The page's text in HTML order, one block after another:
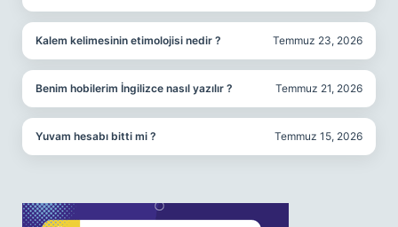
Kalem kelimesinin etimolojisi nedir ? Temmuz 23, 2026
Benim hobilerim İngilizce nasıl yazılır ? Temmuz 21, 2026
Yuvam hesabı bitti mi ? Temmuz 15, 2026